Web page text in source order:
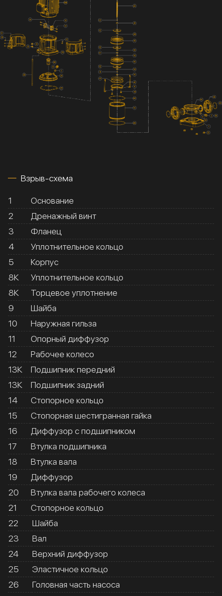
Взрыв-схема
1
Основание
2
Дренажный винт
3
Фланец
4
Уплотнительное кольцо
5
Корпус
8К
Уплотнительное кольцо
8К
Торцевое уплотнение
9
Шайба
10
Наружная гильза
11
Опорный диффузор
12
Рабочее колесо
13К
Подшипник передний
13К
Подшипник задний
14
Стопорное кольцо
15
Стопорная шестигранная гайка
16
Диффузор с подшипником
17
Втулка подшипника
18
Втулка вала
19
Диффузор
20
Втулка вала рабочего колеса
21
Стопорное кольцо
22
Шайба
23
Вал
24
Верхний диффузор
25
Эластичное кольцо
26
Головная часть насоса